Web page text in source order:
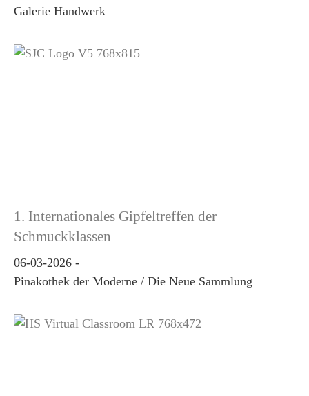
Galerie Handwerk
1. Internationales Gipfeltreffen der
Schmuckklassen
06-03-2026-
Pinakothek der Moderne / Die Neue Sammlung